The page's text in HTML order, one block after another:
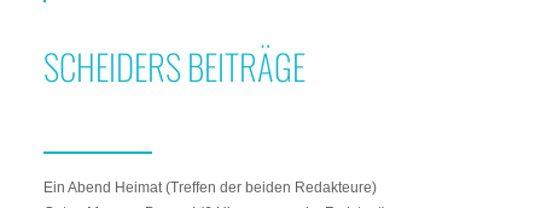
SCHEIDERS BEITRÄGE
Ein Abend Heimat (Treffen der beiden Redakteure)